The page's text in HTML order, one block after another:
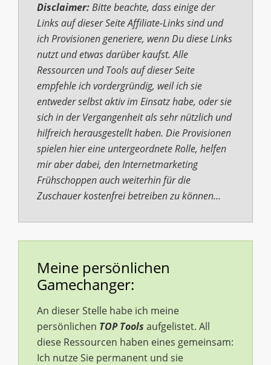
Disclaimer:Bitte beachte, dass einige der
Links auf dieser SeiteAffiliate-Linkssind und
ichProvisionen generiere, wenn Du diese Links
nutzt und etwas darüber kaufst. Alle
Ressourcen und Tools auf dieser Seite
empfehle ich vordergründig, weil ich sie
entweder selbst aktiv im Einsatz habe, oder sie
sich in der Vergangenheit als sehr nützlich und
hilfreich herausgestellt haben. Die Provisionen
spielen hier eine untergeordnete Rolle, helfen
mir aber dabei, den Internetmarketing
Frühschoppen auch weiterhin für die
Zuschauer kostenfrei betreiben zu können…
Meine persönlichen
Gamechanger:
An dieser Stelle habe ich meine
persönlichen TOP Tools aufgelistet. All
diese Ressourcen haben eines gemeinsam:
Ich nutze Sie permanent und sie